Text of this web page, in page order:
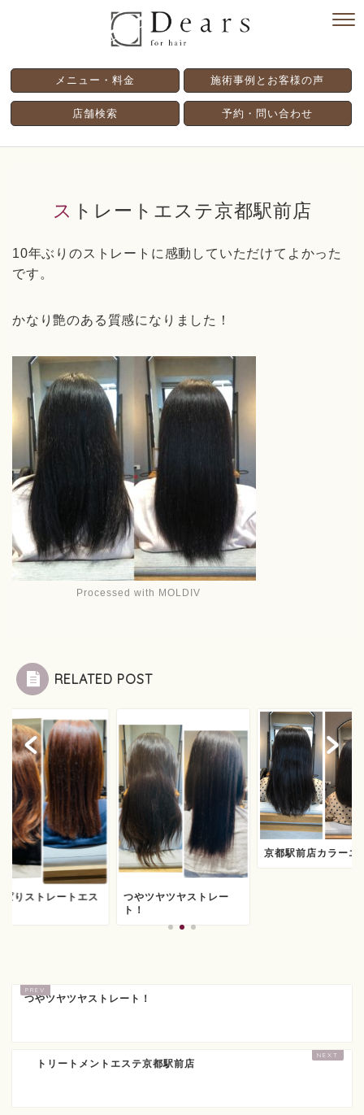
メニュー・料金 施術事例とお客様の声
店舗検索 予約・問い合わせ
ストレートエステ京都駅前店
10年ぶりのストレートに感動していただけてよかった
です。
かなり艶のある質感になりました！
Processed with MOLDIV
RELATED POST
ぱりストレートエス
つやツヤツヤストレー
ト！
京都駅前店カラーエ
つやツヤツヤストレート！
トリートメントエステ京都駅前店